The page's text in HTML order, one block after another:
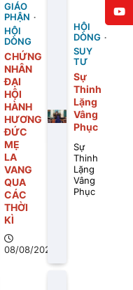
GIÁO
PHẬN
HỘI
DÒNG
CHỨNG
NHÂN
ĐẠI
HỘI
HÀNH
HƯƠNG
ĐỨC
MẸ
LA
VANG
QUA
CÁC
THỜI
KÌ
08/08/2026
HỘI
DÒNG
SUY
TƯ
Sự
Thinh
Lặng
Vâng
Phục
Sự
Thinh
Lặng
Vâng
Phục